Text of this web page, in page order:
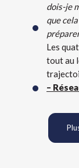
dois-je
que
Les
tout au
–